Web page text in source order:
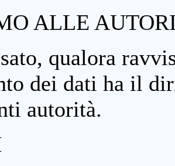
ALLE
qualora
dei dati ha il
autorità.